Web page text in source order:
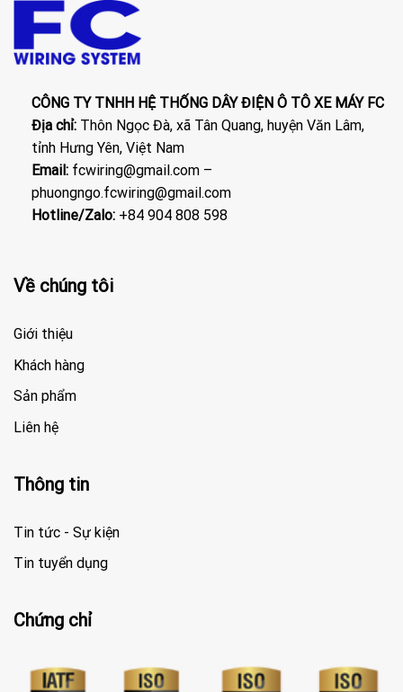
CÔNG TY TNHH HỆ THỐNG DÂY ĐIỆN Ô TÔ XE MÁY FC
Địa chỉ: Thôn Ngọc Đà, xã Tân Quang, huyện Văn Lâm,
tỉnh Hưng Yên, Việt Nam
Email: fcwiring@gmail.com –
phuongngo.fcwiring@gmail.com
Hotline/Zalo: +84 904 808 598
Về chúng tôi
Giới thiệu
Khách hàng
Sản phẩm
Liên hệ
Thông tin
Tin tức - Sự kiện
Tin tuyển dụng
Chứng chỉ